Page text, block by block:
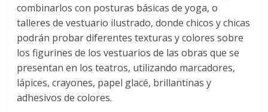
combinarlos con posturas básicas de yoga, o
talleres de vestuario ilustrado, donde chicos y chicas
podrán probar diferentes texturas y colores sobre
los figurines de los vestuarios de las obras que se
presentan en los teatros, utilizando marcadores,
lápices, crayones, papel glacé, brillantinas y
adhesivos de colores.